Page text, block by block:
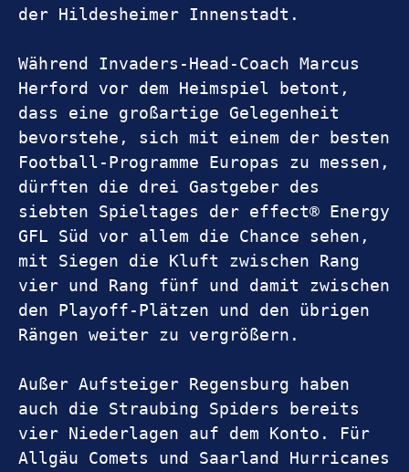
der Hildesheimer Innenstadt.
Während Invaders-Head-Coach Marcus
Herford vor dem Heimspiel betont,
dass eine großartige Gelegenheit
bevorstehe, sich mit einem der besten
Football-Programme Europas zu messen,
dürften die drei Gastgeber des
siebten Spieltages der effect® Energy
GFL Süd vor allem die Chance sehen,
mit Siegen die Kluft zwischen Rang
vier und Rang fünf und damit zwischen
den Playoff-Plätzen und den übrigen
Rängen weiter zu vergrößern.
Außer Aufsteiger Regensburg haben
auch die Straubing Spiders bereits
vier Niederlagen auf dem Konto. Für
Allgäu Comets und Saarland Hurricanes